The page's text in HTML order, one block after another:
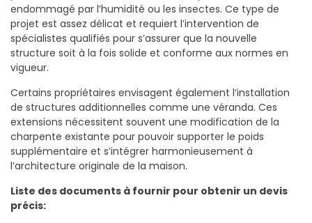
endommagé par l’humidité ou les insectes. Ce type de
projet est assez délicat et requiert l’intervention de
spécialistes qualifiés pour s’assurer que la nouvelle
structure soit à la fois solide et conforme aux normes en
vigueur.
Certains propriétaires envisagent également l’installation
de structures additionnelles comme une véranda. Ces
extensions nécessitent souvent une modification de la
charpente existante pour pouvoir supporter le poids
supplémentaire et s’intégrer harmonieusement à
l’architecture originale de la maison.
Liste des documents à fournir pour obtenir un devis
précis: